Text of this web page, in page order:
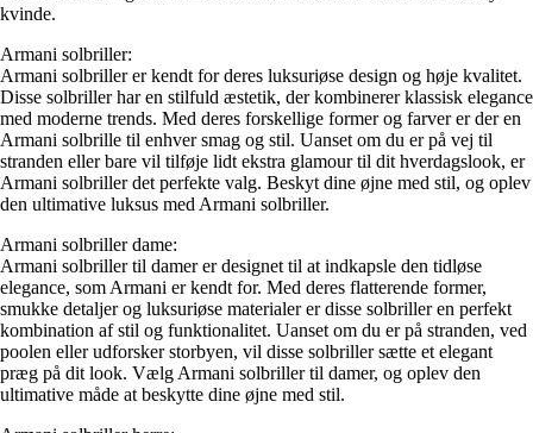
kvinde.
Armani solbriller:
Armani solbriller er kendt for deres luksuriøse design og høje kvalitet.
Disse solbriller har en stilfuld æstetik, der kombinerer klassisk elegance
med moderne trends. Med deres forskellige former og farver er der en
Armani solbrille til enhver smag og stil. Uanset om du er på vej til
stranden eller bare vil tilføje lidt ekstra glamour til dit hverdagslook, er
Armani solbriller det perfekte valg. Beskyt dine øjne med stil, og oplev
den ultimative luksus med Armani solbriller.
Armani solbriller dame:
Armani solbriller til damer er designet til at indkapsle den tidløse
elegance, som Armani er kendt for. Med deres flatterende former,
smukke detaljer og luksuriøse materialer er disse solbriller en perfekt
kombination af stil og funktionalitet. Uanset om du er på stranden, ved
poolen eller udforsker storbyen, vil disse solbriller sætte et elegant
præg på dit look. Vælg Armani solbriller til damer, og oplev den
ultimative måde at beskytte dine øjne med stil.